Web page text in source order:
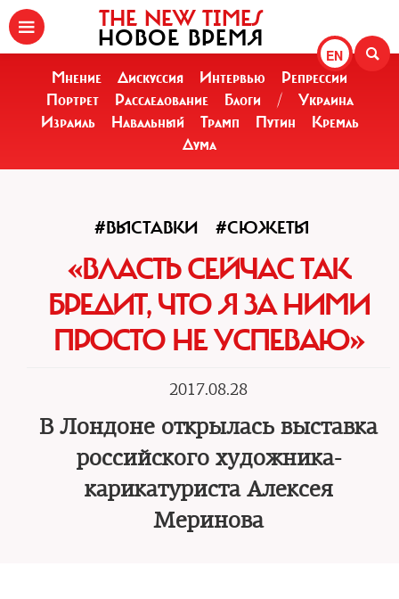
EN
THE NEW TIMES
НОВОЕ ВРЕМЯ
Мнение Дискуссия Интервью
Репрессии
Портрет
Расследование Блоги /
Украина
Израиль
Навальный Трамп Путин
Кремль
Дума
#ВЫСТАВКИ #СЮЖЕТЫ
«ВЛАСТЬ СЕЙЧАС ТАК
БРЕДИТ, ЧТО Я ЗА НИМИ
ПРОСТО НЕ УСПЕВАЮ»
2017.08.28
В Лондоне открылась выставка
российского художника-
карикатуриста Алексея
Меринова